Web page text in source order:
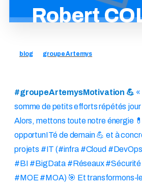
Robert
blog groupe Artemys
#groupeArtemysMotivation 💪
somme de petits efforts répétés jour
Alors, mettons toute notre énergie
opportunITé de demain 💪 et à
projets #IT (#infra #Cloud
#BI #BigData #Réseaux #Sécurité
#MOE #MOA) 🎯 Et transformons-